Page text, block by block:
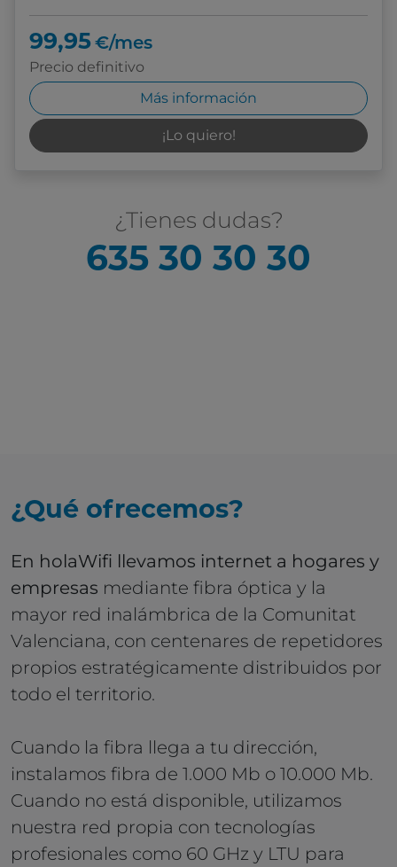
99,95 €/mes
Precio definitivo
Más información
¡Lo quiero!
¿Tienes dudas?
635 30 30 30
¿Qué ofrecemos?
En holaWifi llevamos internet a hogares y
empresas mediante fibra óptica y la
mayor red inalámbrica de la Comunitat
Valenciana, con centenares de repetidores
propios estratégicamente distribuidos por
todo el territorio.
Cuando la fibra llega a tu dirección,
instalamos fibra de 1.000 Mb o 10.000 Mb.
Cuando no está disponible, utilizamos
nuestra red propia con tecnologías
profesionales como 60 GHz y LTU para